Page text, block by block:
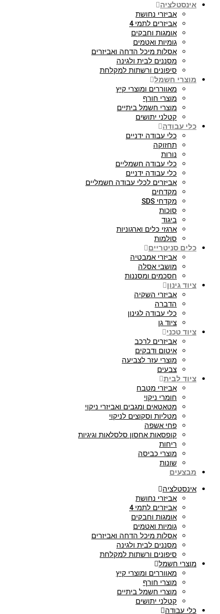
אינסטלציה
אביזרי נחושת
אביזרים לתמי 4
אומגות וחבקים
גומיות ואטמים
אסלות מיכל הדחה ואביזרים
מסננים לבית ולגינה
סיפונים ורשתות למקלחת
מוצרי חשמל
מאווררים ומוצרי קיץ
מוצרי חורף
מוצרי חשמל ביתיים
קטלני יתושים
כלי עבודה
כלי עבודה ידניים
תחזוקה
נורות
כלי עבודה חשמליים
כלי עבודה ידניים
אביזרים לכלי עבודה חשמליים
מקדחים
מקדחי SDS
סוכות
ביגוד
ארגזי כלים וארגוניות
סולמות
כלים סניטריים
אביזרי אמבטיה
מושבי אסלה
חסכמים ומסננות
ציוד גינון
אביזרי השקיה
הדברה
כלי עבודה לגינון
ציוד גן
ציוד טכני
אביזרים לרכב
איטום ודבקים
מוצרי עזר לצביעה
צבעים
ציוד לבית
אביזרי מטבח
חומרי ניקוי
מטאטאים ומגבים ואביזרי ניקוי
מטליות וסקוצים לניקוי
פחי אשפה
קופסאות אחסון סלסלאות וגיגיות
ריחות
מוצרי כביסה
שונות
מבצעים
אינסטלציה
אביזרי נחושת
אביזרים לתמי 4
אומגות וחבקים
גומיות ואטמים
אסלות מיכל הדחה ואביזרים
מסננים לבית ולגינה
סיפונים ורשתות למקלחת
מוצרי חשמל
מאווררים ומוצרי קיץ
מוצרי חורף
מוצרי חשמל ביתיים
קטלני יתושים
כלי עבודה